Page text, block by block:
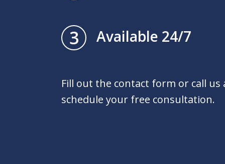
3 Available 24/7
Fill out the contact form or call us
schedule your free consultation.